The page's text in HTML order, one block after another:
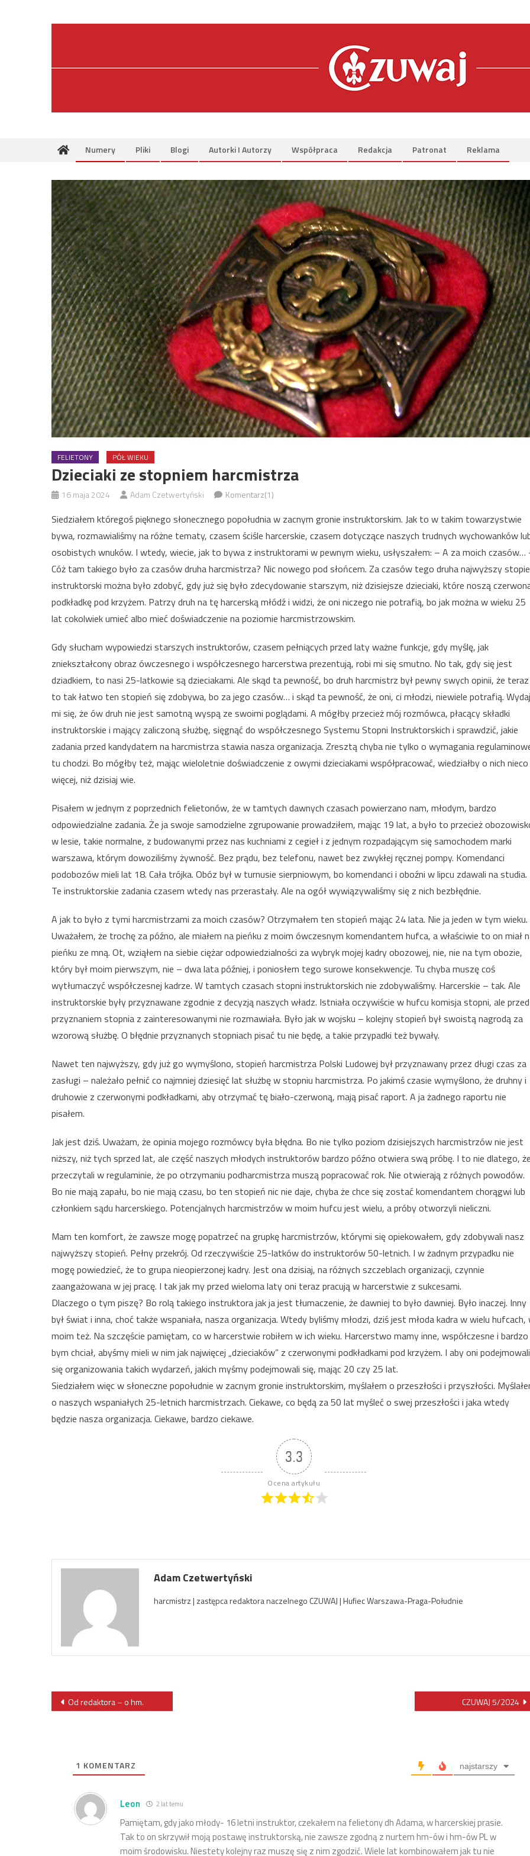
Numery Pliki Blogi Autorki I Autorzy Współpraca Redakcja Patronat Reklama
FELIETONY PÓŁ WIEKU
Dzieciaki ze stopniem harcmistrza
16 maja 2024 Adam Czetwertyński Komentarz(1)
Siedziałem któregoś pięknego słonecznego popołudnia w zacnym gronie instruktorskim. Jak to w takim towarzystwie
bywa, rozmawialiśmy na różne tematy, czasem ściśle harcerskie, czasem dotyczące naszych trudnych wychowanków
osobistych wnuków. I wtedy, wiecie, jak to bywa z instruktorami w pewnym wieku, usłyszałem: – A za moich czasów…
Cóż tam takiego było za czasów druha harcmistrza? Nic nowego pod słońcem. Za czasów tego druha najwyższy
instruktorski można było zdobyć, gdy już się było zdecydowanie starszym, niż dzisiejsze dzieciaki, które noszą
podkładkę pod krzyżem. Patrzy druh na tę harcerską młódź i widzi, że oni niczego nie potrafią, bo jak można w wieku 25
lat cokolwiek umieć albo mieć doświadczenie na poziomie harcmistrzowskim.
Gdy słucham wypowiedzi starszych instruktorów, czasem pełniących przed laty ważne funkcje, gdy myślę, jak
zniekształcony obraz ówczesnego i współczesnego harcerstwa prezentują, robi mi się smutno. No tak, gdy się jest
dziadkiem, to nasi 25-latkowie są dzieciakami. Ale skąd ta pewność, bo druh harcmistrz był pewny swych opinii, że teraz
to tak łatwo ten stopień się zdobywa, bo za jego czasów… i skąd ta pewność, że oni, ci młodzi, niewiele potrafią.
mi się, że ów druh nie jest samotną wyspą ze swoimi poglądami. A mógłby przecież mój rozmówca, płacący składki
instruktorskie i mający zaliczoną służbę, sięgnąć do współczesnego Systemu Stopni Instruktorskich i sprawdzić, jakie
zadania przed kandydatem na harcmistrza stawia nasza organizacja. Zresztą chyba nie tylko o wymagania
tu chodzi. Bo mógłby też, mając wieloletnie doświadczenie z owymi dzieciakami współpracować, wiedziałby o nich nieco
więcej, niż dzisiaj wie.
Pisałem w jednym z poprzednich felietonów, że w tamtych dawnych czasach powierzano nam, młodym, bardzo
odpowiedzialne zadania. Że ja swoje samodzielne zgrupowanie prowadziłem, mając 19 lat, a było to przecież
w lesie, takie normalne, z budowanymi przez nas kuchniami z cegieł i z jednym rozpadającym się samochodem marki
warszawa, którym dowoziliśmy żywność. Bez prądu, bez telefonu, nawet bez zwykłej ręcznej pompy. Komendanci
podobozów mieli lat 18. Cała trójka. Obóz był w turnusie sierpniowym, bo komendanci i oboźni w lipcu zdawali na studia.
Te instruktorskie zadania czasem wtedy nas przerastały. Ale na ogół wywiązywaliśmy się z nich bezbłędnie.
A jak to było z tymi harcmistrzami za moich czasów? Otrzymałem ten stopień mając 24 lata. Nie ja jeden w tym wieku.
Uważałem, że trochę za późno, ale miałem na pieńku z moim ówczesnym komendantem hufca, a właściwie to on miał
pieńku ze mną. Ot, wziąłem na siebie ciężar odpowiedzialności za wybryk mojej kadry obozowej, nie, nie na tym obozie,
który był moim pierwszym, nie – dwa lata później, i poniosłem tego surowe konsekwencje. Tu chyba muszę coś
wytłumaczyć współczesnej kadrze. W tamtych czasach stopni instruktorskich nie zdobywaliśmy. Harcerskie – tak. Ale
instruktorskie były przyznawane zgodnie z decyzją naszych władz. Istniała oczywiście w hufcu komisja stopni, ale przed
przyznaniem stopnia z zainteresowanymi nie rozmawiała. Było jak w wojsku – kolejny stopień był swoistą nagrodą za
wzorową służbę. O błędnie przyznanych stopniach pisać tu nie będę, a takie przypadki też bywały.
Nawet ten najwyższy, gdy już go wymyślono, stopień harcmistrza Polski Ludowej był przyznawany przez długi czas za
zasługi – należało pełnić co najmniej dziesięć lat służbę w stopniu harcmistrza. Po jakimś czasie wymyślono, że druhny i
druhowie z czerwonymi podkładkami, aby otrzymać tę biało-czerwoną, mają pisać raport. A ja żadnego raportu nie
pisałem.
Jak jest dziś. Uważam, że opinia mojego rozmówcy była błędna. Bo nie tylko poziom dzisiejszych harcmistrzów nie jest
niższy, niż tych sprzed lat, ale część naszych młodych instruktorów bardzo późno otwiera swą próbę. I to nie dlatego,
przeczytali w regulaminie, że po otrzymaniu podharcmistrza muszą popracować rok. Nie otwierają z różnych powodów.
Bo nie mają zapału, bo nie mają czasu, bo ten stopień nic nie daje, chyba że chce się zostać komendantem chorągwi lub
członkiem sądu harcerskiego. Potencjalnych harcmistrzów w moim hufcu jest wielu, a próby otworzyli nieliczni.
Mam ten komfort, że zawsze mogę popatrzeć na grupkę harcmistrzów, którymi się opiekowałem, gdy zdobywali nasz
najwyższy stopień. Pełny przekrój. Od rzeczywiście 25-latków do instruktorów 50-letnich. I w żadnym przypadku nie
mogę powiedzieć, że to grupa nieopierzonej kadry. Jest ona dzisiaj, na różnych szczeblach organizacji, czynnie
zaangażowana w jej pracę. I tak jak my przed wieloma laty oni teraz pracują w harcerstwie z sukcesami.
Dlaczego o tym piszę? Bo rolą takiego instruktora jak ja jest tłumaczenie, że dawniej to było dawniej. Było inaczej. Inny
był świat i inna, choć także wspaniała, nasza organizacja. Wtedy byliśmy młodzi, dziś jest młoda kadra w wielu hufcach,
moim też. Na szczęście pamiętam, co w harcerstwie robiłem w ich wieku. Harcerstwo mamy inne, współczesne i bardzo
bym chciał, abyśmy mieli w nim jak najwięcej „dzieciaków” z czerwonymi podkładkami pod krzyżem. I aby oni podejmowali
się organizowania takich wydarzeń, jakich myśmy podejmowali się, mając 20 czy 25 lat.
Siedziałem więc w słoneczne popołudnie w zacnym gronie instruktorskim, myślałem o przeszłości i przyszłości.
o naszych wspaniałych 25-letnich harcmistrzach. Ciekawe, co będą za 50 lat myśleć o swej przeszłości i jaka wtedy
będzie nasza organizacja. Ciekawe, bardzo ciekawe.
3.3
Ocena artykułu
Adam Czetwertyński
harcmistrz | zastępca redaktora naczelnego CZUWAJ | Hufiec Warszawa-Praga-Południe
Nawigacja
Od redaktora – o hm. CZUWAJ 5/2024
1 KOMENTARZ najstarszy
Leon 2 lat temu
Pamiętam, gdy jako młody- 16 letni instruktor, czekałem na felietony dh Adama, w harcerskiej prasie.
Tak to on skrzywił moją postawę instruktorską, nie zawsze zgodną z nurtem hm-ów i hm-ów PL w
moim środowisku. Niestety kolejny raz muszę się z nim zgodzić. Wiele lat kombinowałem jak tu nie